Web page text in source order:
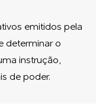
emitidos pela
determinar o
instrução,
de poder.